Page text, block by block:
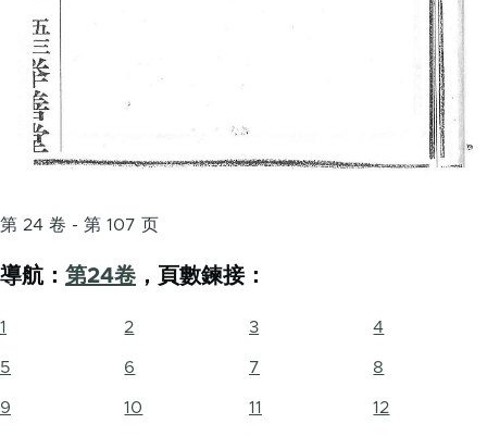
第 24 卷 - 第 107 页
導航： 第24卷 ，頁數鍊接：
1 2 3 4
5 6 7 8
9 10 11 12